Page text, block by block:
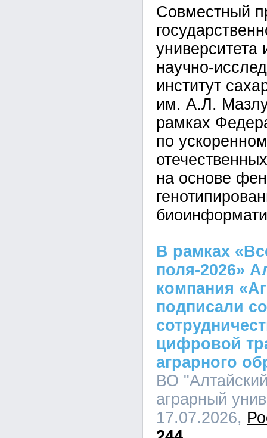
Совместный
университета
научно-
институт
им. А.Л.
рамках
по
на основе
В рамках
поля-2026»
компания
подписали
цифровой
аграрного
ВО
аграрный
17.07.2026,